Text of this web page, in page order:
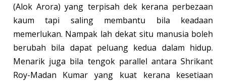
(Alok Arora) yang terpisah dek kerana perbezaan
kaum tapi saling membantu bila keadaan
memerlukan. Nampak lah dekat situ manusia boleh
berubah bila dapat peluang kedua dalam hidup.
Menarik juga bila tengok parallel antara Shrikant
Roy-Madan Kumar yang kuat kerana kesetiaan